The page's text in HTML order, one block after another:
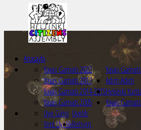
Anasayfa
Yavaş Gamats
Yavaş Gamats 2022
Yavaş Gamats 2017
Yavaş Gamats 2014-2015
Yavaş Gamats 2005
Adım Adım
Helsinki
Yavaş
Üyelik
Üye Girişi
Yeni Üyelikİletişim